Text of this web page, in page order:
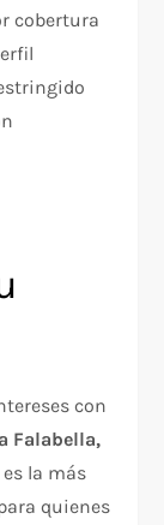
cobertura
con
Falabella,
es la más
quienes